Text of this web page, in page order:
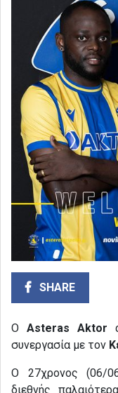
SHARE
ΟAsteras Aktor
συνεργασία με τον
Ο 27χρονος (06/
διεθνής